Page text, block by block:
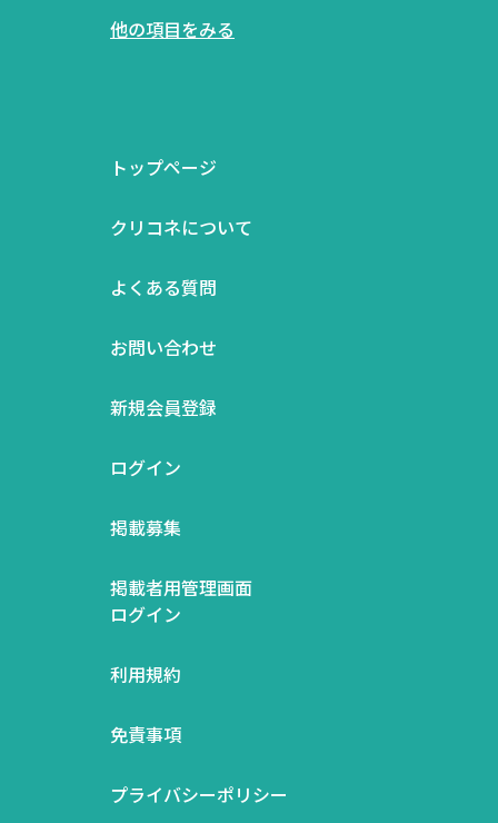
他の項目をみる
トップページ
クリコネについて
よくある質問
お問い合わせ
新規会員登録
ログイン
掲載募集
掲載者用管理画面
ログイン
利用規約
免責事項
プライバシーポリシー